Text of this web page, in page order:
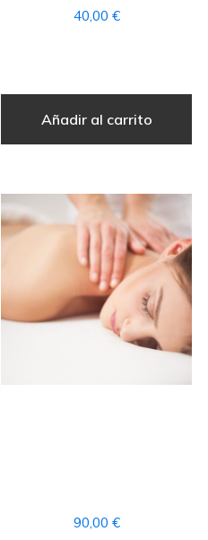
40,00 €
Añadir al carrito
90,00 €